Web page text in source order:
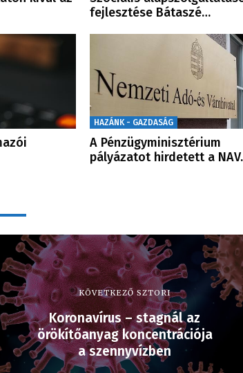
fejlesztése Bátaszé…
HAZÁNK - GAZDASÁG
A Pénzügyminisztérium
pályázatot hirdetett a
KÖVETKEZŐ SZTORI
Koronavírus – stagnál az
örökítőanyag koncentrációja
a szennyvízben